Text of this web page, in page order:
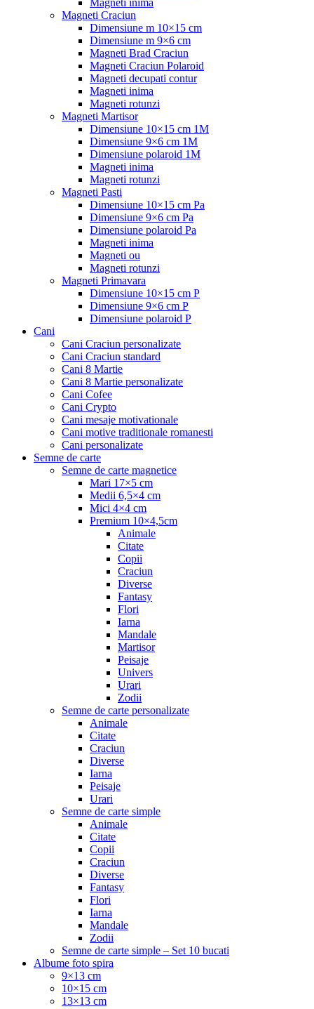
Magneti inima
Magneti Craciun
Dimensiune m 10×15 cm
Dimensiune m 9×6 cm
Magneti Brad Craciun
Magneti Craciun Polaroid
Magneti decupati contur
Magneti inima
Magneti rotunzi
Magneti Martisor
Dimensiune 10×15 cm 1M
Dimensiune 9×6 cm 1M
Dimensiune polaroid 1M
Magneti inima
Magneti rotunzi
Magneti Pasti
Dimensiune 10×15 cm Pa
Dimensiune 9×6 cm Pa
Dimensiune polaroid Pa
Magneti inima
Magneti ou
Magneti rotunzi
Magneti Primavara
Dimensiune 10×15 cm P
Dimensiune 9×6 cm P
Dimensiune polaroid P
Cani
Cani Craciun personalizate
Cani Craciun standard
Cani 8 Martie
Cani 8 Martie personalizate
Cani Cofee
Cani Crypto
Cani mesaje motivationale
Cani motive traditionale romanesti
Cani personalizate
Semne de carte
Semne de carte magnetice
Mari 17×5 cm
Medii 6,5×4 cm
Mici 4×4 cm
Premium 10×4,5cm
Animale
Citate
Copii
Craciun
Diverse
Fantasy
Flori
Iarna
Mandale
Martisor
Peisaje
Univers
Urari
Zodii
Semne de carte personalizate
Animale
Citate
Craciun
Diverse
Iarna
Peisaje
Urari
Semne de carte simple
Animale
Citate
Copii
Craciun
Diverse
Fantasy
Flori
Iarna
Mandale
Zodii
Semne de carte simple – Set 10 bucati
Albume foto spira
9×13 cm
10×15 cm
13×13 cm